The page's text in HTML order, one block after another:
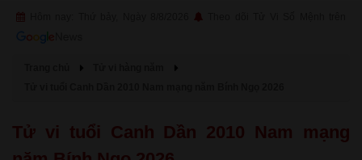
Tử vi tuổi Canh Dần 2010 Nam mạng